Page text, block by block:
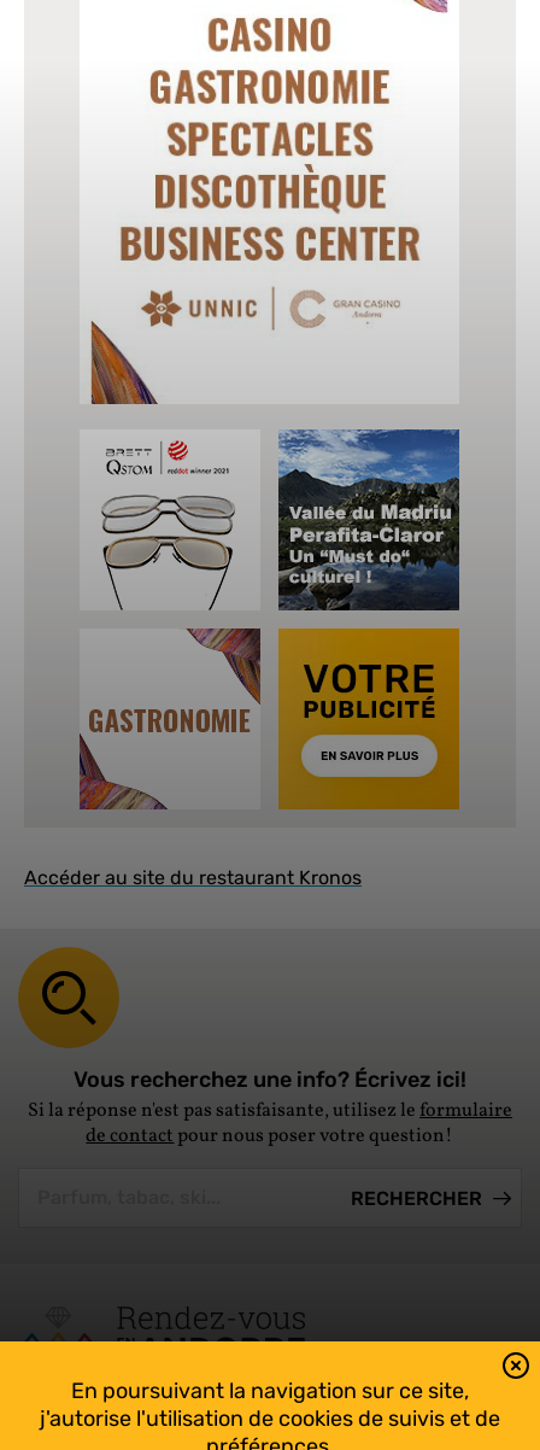
En poursuivant la navigation sur ce site,
j'autorise l'utilisation de cookies de suivis et de
Accéder au site du restaurant Kronos
Vous recherchez une info? Écrivez ici!
Si la réponse n'est pas satisfaisante, utilisez leformulaire
de contactpour nous poser votre question!
Tout suivre sur l’Andorre!
Facebook